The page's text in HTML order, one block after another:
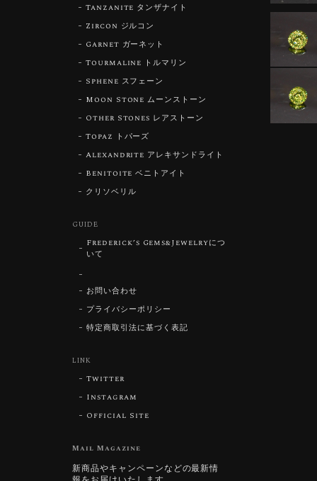
Tanzanite タンザナイト
Zircon ジルコン
Garnet ガーネット
Tourmaline トルマリン
Sphene スフェーン
Moon Stone ムーンストーン
Other Stones レアストーン
Topaz トパーズ
Alexandrite アレキサンドライト
Benitoite ベニトアイト
クリソベリル
GUIDE
Frederick’s Gems&Jewelryにつ
いて
お問い合わせ
プライバシーポリシー
特定商取引法に基づく表記
LINK
Twitter
Instagram
Official Site
Mail Magazine
新商品やキャンペーンなどの最新情